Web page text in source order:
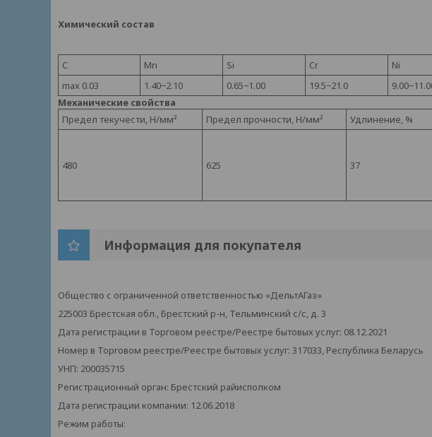
Химический состав
С Mn Si Cr Ni
max 0.03
1.40−2.10 0.65−1.00 19.5−21.0
Механические свойства
Предел текучести, Н/мм²
Предел прочности, Н/мм² Удлинение, %
480 625 37
Информация для покупателя
Общество с ограниченной ответственностью «ДельтАГаз»
225003 Брестская обл., Брестский р-н, Тельминский с/с, д. 3
Дата регистрации в Торговом реестре/Реестре бытовых услуг: 08.12.2021
Номер в Торговом реестре/Реестре бытовых услуг: 317033, Республика Беларусь
УНП: 200035715
Регистрационный орган: Брестский райисполком
Дата регистрации компании: 12.06.2018
Режим работы: